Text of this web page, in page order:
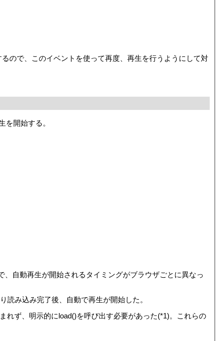
ので、このイベントを使って再度、再生を行うようにして対
を開始する。
自動再生が開始されるタイミングがブラウザごとに異なっ
読み込み完了後、自動で再生が開始した。
れず、明示的にload()を呼び出す必要があった(*1)。これらの